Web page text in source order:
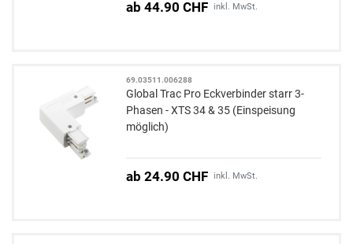
ab 44.90 CHF inkl. MwSt.
69.03511.006288
Global Trac Pro Eckverbinder starr 3-
Phasen - XTS 34 & 35 (Einspeisung
möglich)
ab 24.90 CHF inkl. MwSt.